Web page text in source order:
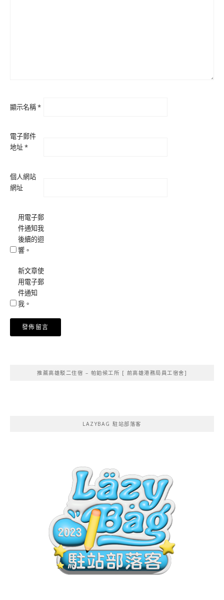
顯示名稱*
電子郵件
地址*
個人網站
網址
用電子郵
件通知我
後續的迴
響。
新文章使
用電子郵
件通知
我。
推薦高雄駁二住宿 – 帕鉑候工所 [ 前高雄港務局員工宿舍]
LAZYBAG 駐站部落客